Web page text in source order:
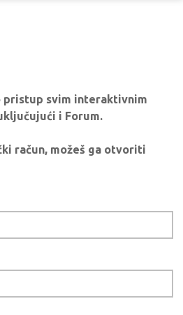
pristup svim interaktivnim
i Forum.
račun, možeš ga otvoriti